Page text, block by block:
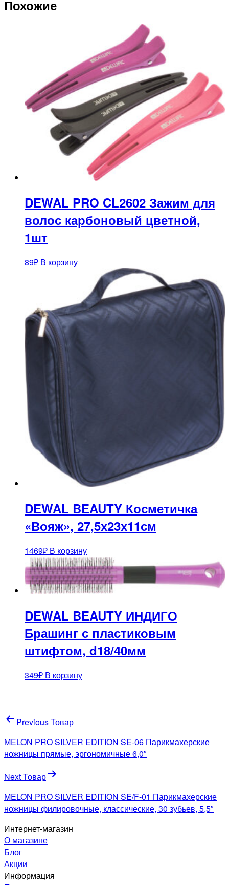
Похожие
DEWAL PRO CL2602 Зажим для
волос карбоновый цветной,
1шт
89₽ В корзину
DEWAL BEAUTY Косметичка
«Вояж», 27,5х23х11см
1469₽ В корзину
DEWAL BEAUTY ИНДИГО
Брашинг с пластиковым
штифтом, d18/40мм
349₽ В корзину
Навигация
по
записям
Previous Товар
MELON PRO SILVER EDITION SE-06 Парикмахерские
ножницы прямые, эргономичные 6,0″
Next Товар
MELON PRO SILVER EDITION SE/F-01 Парикмахерские
ножницы филировочные, классические, 30 зубьев, 5,5″
Интернет-магазин
О магазине
Блог
Акции
Информация